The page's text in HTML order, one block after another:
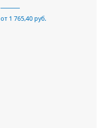
от 1 765,40 руб.